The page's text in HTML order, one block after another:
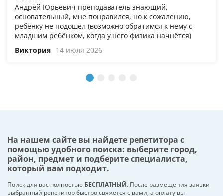
Андрей Юрьевич преподаватель знающий,
основательный, мне понравился, но к сожалению,
ребёнку не подошёл (возможно обратимся к нему с
младшим ребёнком, когда у него физика начнётся)
Виктория 14 июля 2026
На нашем сайте вы найдете репетитора с
помощью удобного поиска: выберите город,
район, предмет и подберите специалиста,
который вам подходит.
Поиск для вас полностью БЕСПЛАТНЫЙ. После размещения заявки
выбранный репетитор быстро свяжется с вами, а оплату вы